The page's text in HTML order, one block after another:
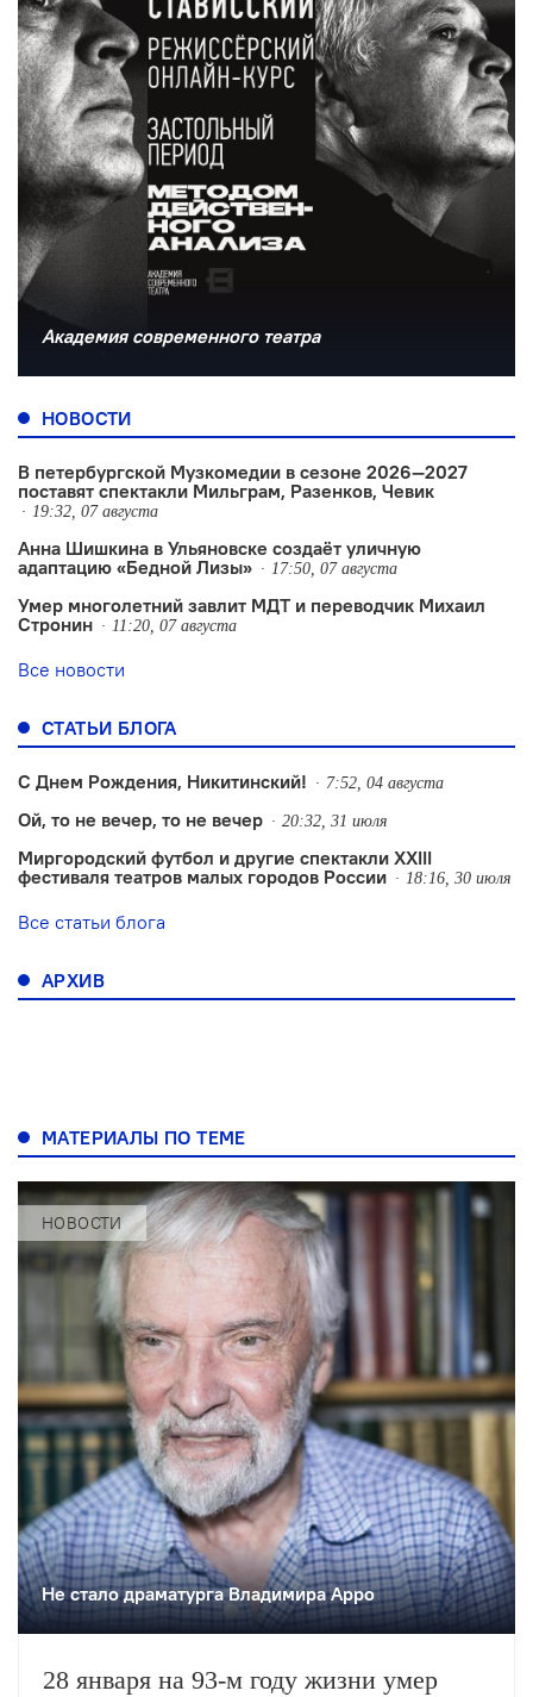
Академия современного театра
НОВОСТИ
В петербургской Музкомедии в сезоне 2026—2027
поставят спектакли Мильграм, Разенков, Чевик
19:32, 07 августа
Анна Шишкина в Ульяновске создаëт уличную
адаптацию «Бедной Лизы»
17:50, 07 августа
Умер многолетний завлит МДТ и переводчик Михаил
Стронин
11:20, 07 августа
Все новости
СТАТЬИ БЛОГА
С Днем Рождения, Никитинский! 7:52, 04 августа
Ой, то не вечер, то не вечер 20:32, 31 июля
Миргородский футбол и другие спектакли XXIII
фестиваля театров малых городов России
18:16, 30 июля
Все статьи блога
АРХИВ
МАТЕРИАЛЫ ПО ТЕМЕ
НОВОСТИ
Не стало драматурга Владимира Арро
28 января на 93-м году жизни умер